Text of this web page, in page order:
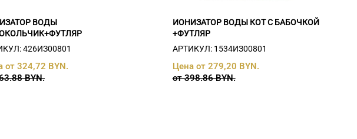
ВОДЫ
426ИЗ00801
от 324,72 BYN.
BYN.
ИОНИЗАТОР ВОДЫ КОТ С БАБОЧКОЙ
+ФУТЛЯР
АРТИКУЛ: 1534ИЗ00801
Цена от 279,20 BYN.
от 398.86 BYN.